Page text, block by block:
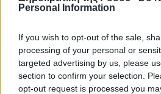
Personal Information
If you wish to opt-out of the sale,
processing of your personal or
targeted advertising by us, please
section to confirm your selection.
opt-out request is processed you